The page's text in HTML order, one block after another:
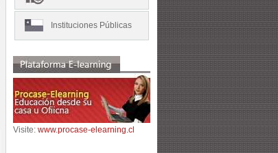
Instituciones Públicas
Visite: www.procase-elearning.cl